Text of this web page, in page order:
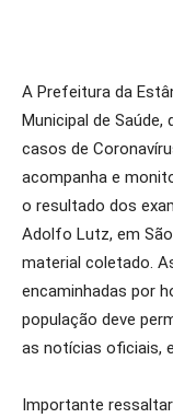
A Prefeitura da
Municipal de
casos de
acompanha e
o resultado dos
Adolfo Lutz, em
material coletado.
encaminhadas por
população deve
as notícias oficiais,
Importante